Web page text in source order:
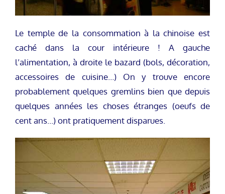
Le temple de la consommation à la chinoise est
caché dans la cour intérieure ! A gauche
l’alimentation, à droite le bazard (bols, décoration,
accessoires de cuisine…) On y trouve encore
probablement quelques gremlins bien que depuis
quelques années les choses étranges (oeufs de
cent ans…) ont pratiquement disparues.